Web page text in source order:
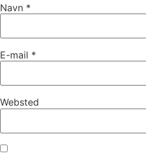
Navn *
E-mail *
Websted